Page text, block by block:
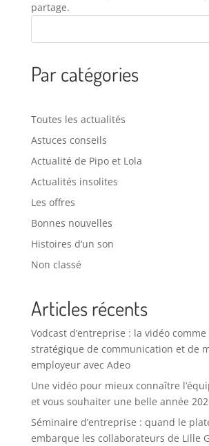
partage.
Par catégories
Toutes les actualités
Astuces conseils
Actualité de Pipo et Lola
Actualités insolites
Les offres
Bonnes nouvelles
Histoires d’un son
Non classé
Articles récents
Vodcast d’entreprise : la vidéo
stratégique de communication et de
employeur avec Adeo
Une vidéo pour mieux connaître
et vous souhaiter une belle année
Séminaire d’entreprise : quand le
embarque les collaborateurs de Lille